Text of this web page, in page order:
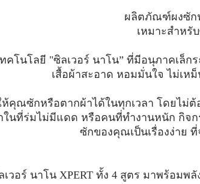
ผลิตภัณฑ์ผงซัก
เหมาะสำหรั
คโนโลยี "ซิลเวอร์ นาโน” ที่มีอนุภาคเล็ก
เสื้อผ้าสะอาด หอมมั่นใจ ไม่เห
ห้คุณซักหรือตากผ้าได้ในทุกเวลา โดยไม่
ในที่ร่มไม่มีแดด หรือคนที่ทำงานหนัก กิจก
ซักของคุณเป็นเรื่องง่าย
เวอร์ นาโน XPERT ทั้ง 4 สูตร มาพร้อมพลั